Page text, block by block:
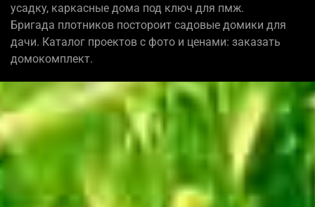
усадку, каркасные дома под ключ для пмж.
Бригада плотников постороит садовые домики для
дачи. Каталог проектов с фото и ценами: заказать
домокомплект.